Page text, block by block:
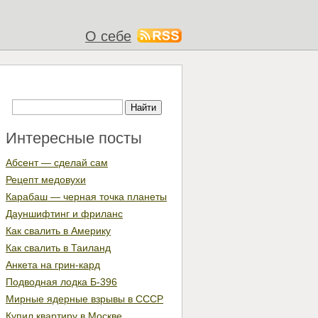
О себе
Интересные посты
Абсент — сделай сам
Рецепт медовухи
Карабаш — черная точка планеты
Дауншифтинг и фриланс
Как свалить в Америку
Как свалить в Таиланд
Анкета на грин-кард
Подводная лодка Б-396
Мирные ядерные взрывы в СССР